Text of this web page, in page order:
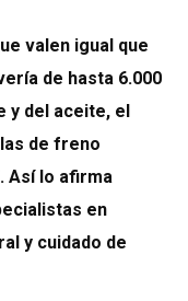
valen igual que
de hasta 6.000
y del aceite, el
de freno
Así lo afirma
en
y cuidado de